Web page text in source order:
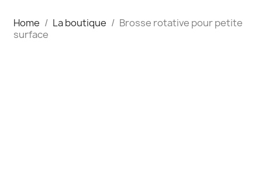
Home La boutique
Brosse rotative pour petite
surface